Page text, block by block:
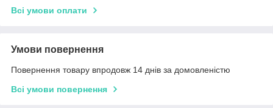
Всі умови оплати
Умови повернення
Повернення товару впродовж 14 днів за домовленістю
Всі умови повернення